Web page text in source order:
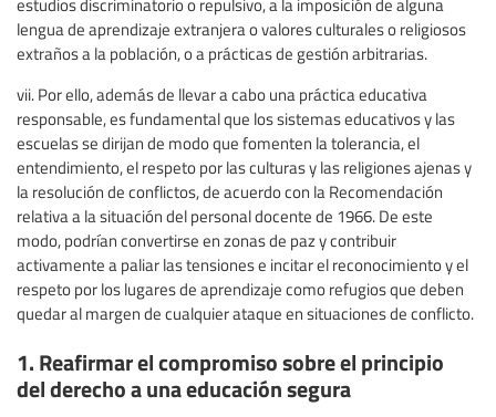
estudios discriminatorio o repulsivo, a la imposición de alguna
lengua de aprendizaje extranjera o valores culturales o religiosos
extraños a la población, o a prácticas de gestión arbitrarias.
vii. Por ello, además de llevar a cabo una práctica educativa
responsable, es fundamental que los sistemas educativos y las
escuelas se dirijan de modo que fomenten la tolerancia, el
entendimiento, el respeto por las culturas y las religiones ajenas y
la resolución de conflictos, de acuerdo con la Recomendación
relativa a la situación del personal docente de 1966. De este
modo, podrían convertirse en zonas de paz y contribuir
activamente a paliar las tensiones e incitar el reconocimiento y el
respeto por los lugares de aprendizaje como refugios que deben
quedar al margen de cualquier ataque en situaciones de conflicto.
1. Reafirmar el compromiso sobre el principio
del derecho a una educación segura